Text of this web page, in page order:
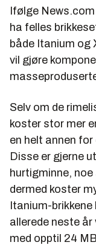
Ifølge
ha felles
både Itanium og
vil gjøre
Selv om de
koster stor mer
en helt annen
Disse er gjerne
hurtigminne,
dermed koster
Itanium-
allerede neste
med opptil 24